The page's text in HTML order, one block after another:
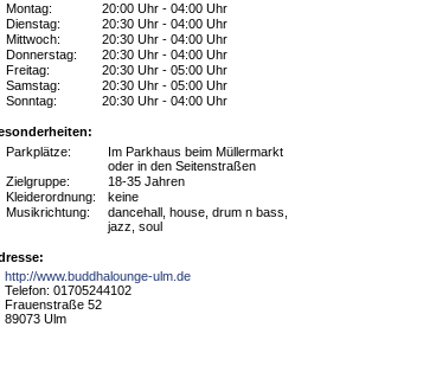
Montag:
20:00 Uhr - 04:00 Uhr
Dienstag:
20:30 Uhr - 04:00 Uhr
Mittwoch:
20:30 Uhr - 04:00 Uhr
Donnerstag:
20:30 Uhr - 04:00 Uhr
Freitag:
20:30 Uhr - 05:00 Uhr
Samstag:
20:30 Uhr - 05:00 Uhr
Sonntag:
20:30 Uhr - 04:00 Uhr
Parkplätze:
Im Parkhaus beim Müllermarkt
oder in den Seitenstraßen
Zielgruppe:
18-35 Jahren
Kleiderordnung: keine
Musikrichtung:
dancehall, house, drum n bass,
jazz, soul
http://www.buddhalounge-ulm.de
Telefon: 01705244102
Frauenstraße 52
89073 Ulm